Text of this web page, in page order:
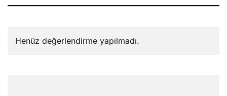
Henüz değerlendirme yapılmadı.